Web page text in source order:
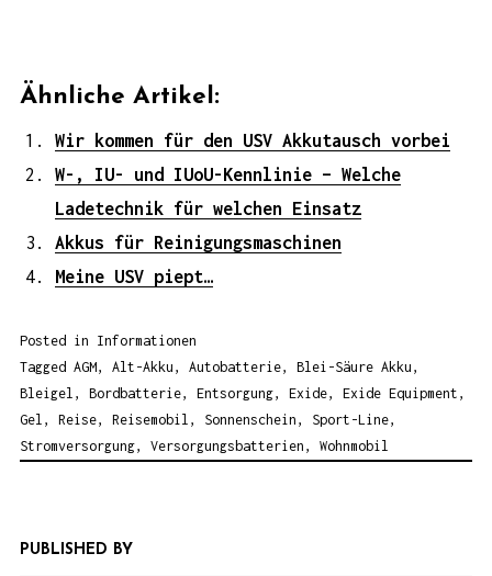
Ähnliche Artikel:
Wir kommen für den USV Akkutausch vorbei
W-, IU- und IUoU-Kennlinie – Welche
Ladetechnik für welchen Einsatz
Akkus für Reinigungsmaschinen
Meine USV piept…
Posted in Informationen
Tagged AGM, Alt-Akku , Autobatterie, Blei-Säure Akku ,
Bleigel , Bordbatterie, Entsorgung, Exide, Exide Equipment ,
Gel , Reise, Reisemobil , Sonnenschein , Sport-Line,
Stromversorgung, Versorgungsbatterien , Wohnmobil
PUBLISHED BY